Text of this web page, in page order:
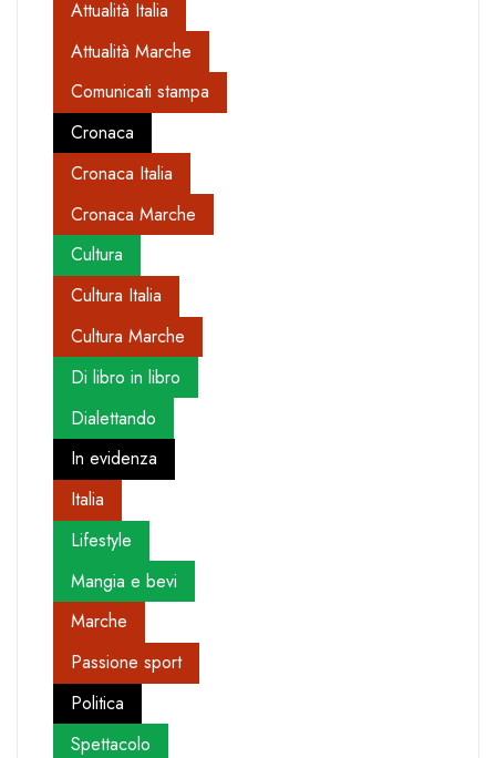
Attualità Italia
Attualità Marche
Comunicati stampa
Cronaca
Cronaca Italia
Cronaca Marche
Cultura
Cultura Italia
Cultura Marche
Di libro in libro
Dialettando
In evidenza
Italia
Lifestyle
Mangia e bevi
Marche
Passione sport
Politica
Spettacolo